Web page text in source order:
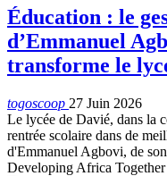
Éducation : le
d’Emmanuel
transforme le
togoscoop 27 Juin 2026
Le lycée de Davié, dans la
rentrée scolaire dans de
d'Emmanuel Agbovi, de
Developing Africa